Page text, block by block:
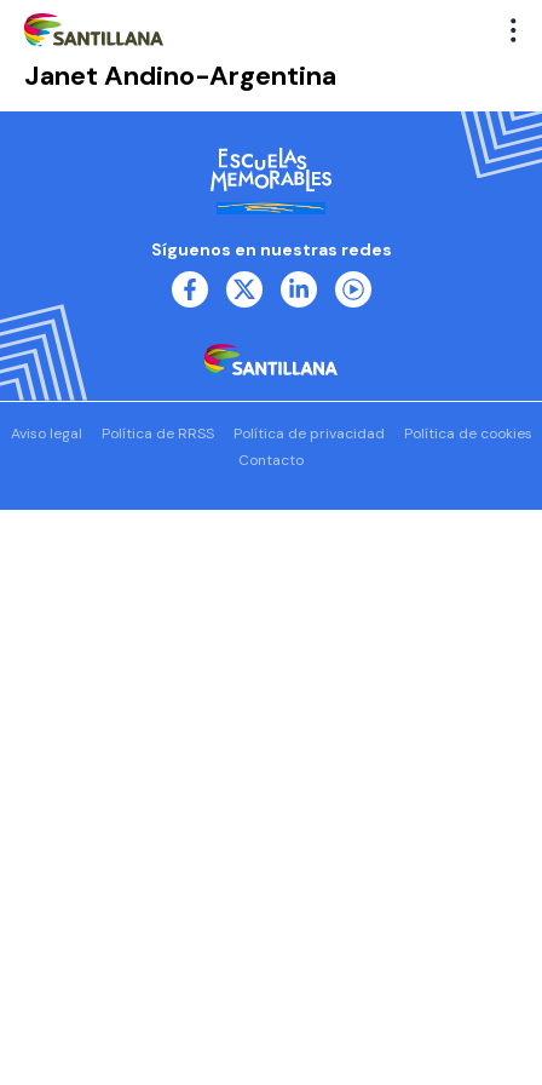
Janet Andino-Argentina
Síguenos en nuestras redes
Aviso legal Política de RRSS Política de privacidad
Política de cookies
Contacto